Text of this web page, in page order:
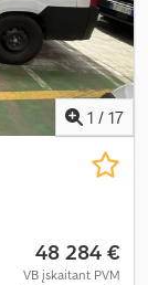
1 / 17
48 284 €
VB įskaitant PVM